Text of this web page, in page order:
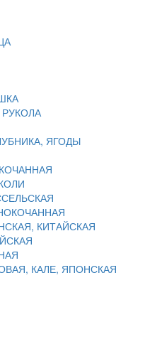
ЯГОДЫ
КИТАЙСКАЯ
КАЛЕ, ЯПОНСКАЯ